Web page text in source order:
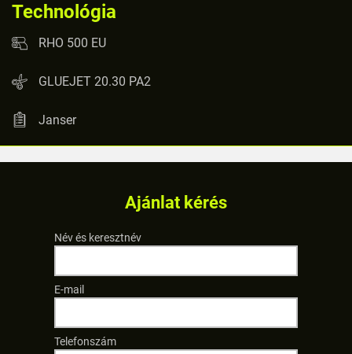
Technológia
RHO 500 EU
GLUEJET 20.30 PA2
Janser
Ajánlat kérés
Név és keresztnév
E-mail
Telefonszám